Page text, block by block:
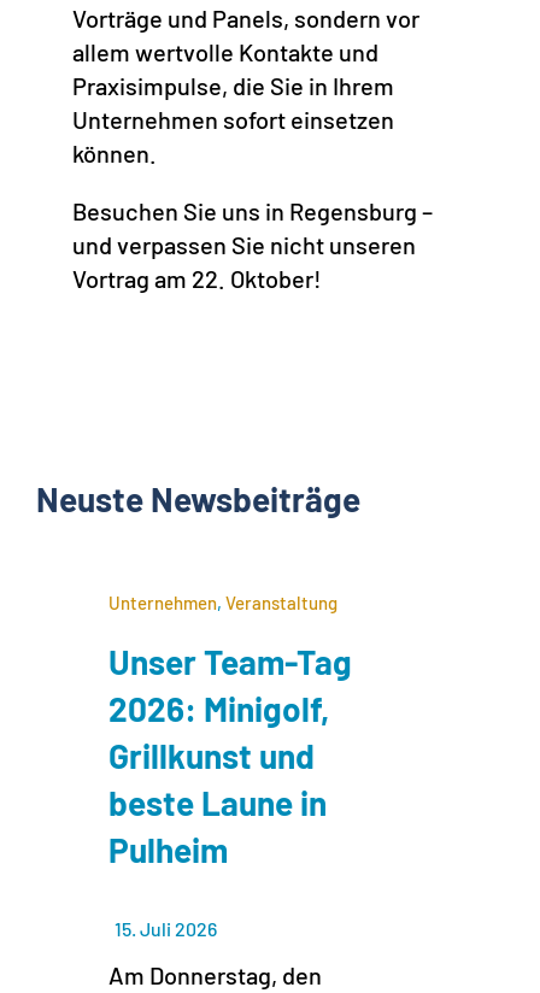
Vorträge und Panels, sondern vor
allem wertvolle Kontakte und
Praxisimpulse, die Sie in Ihrem
Unternehmen sofort einsetzen
können.
Besuchen Sie uns in Regensburg –
und verpassen Sie nicht unseren
Vortrag am 22. Oktober!
Neuste Newsbeiträge
Unternehmen, Veranstaltung
Unser Team-Tag
2026: Minigolf,
Grillkunst und
beste Laune in
Pulheim
15. Juli 2026
Am Donnerstag, den